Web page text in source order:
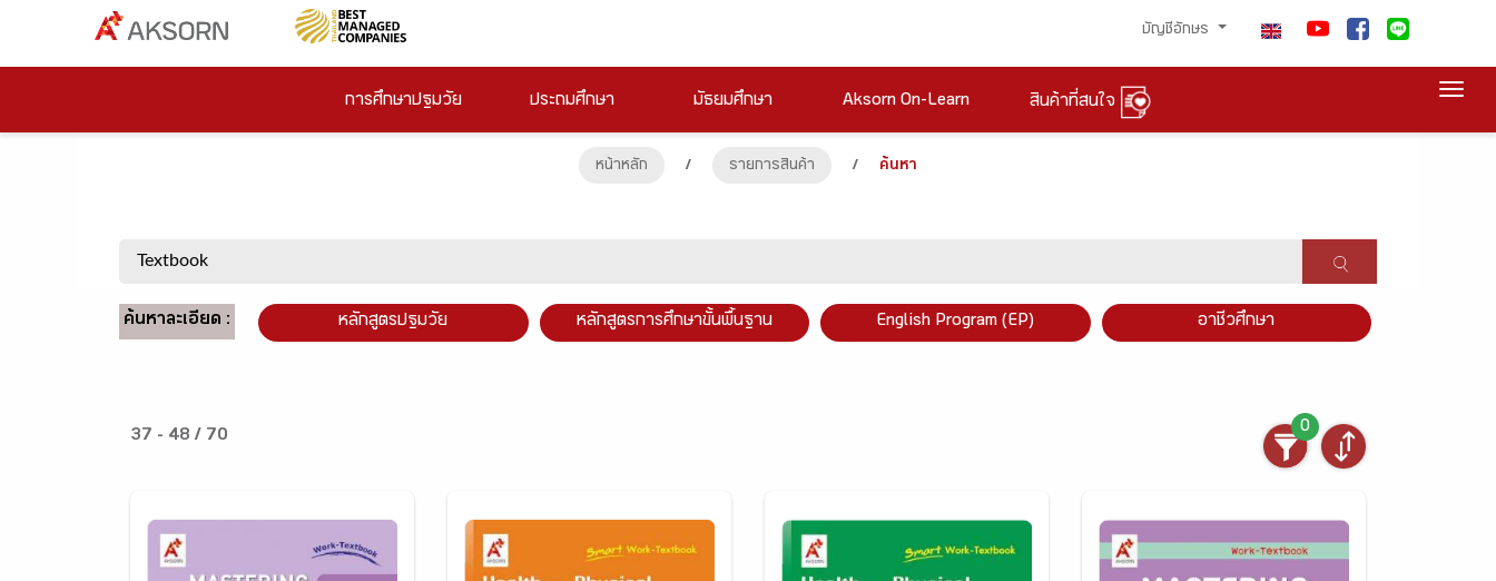
บัญชีอักษร
การศึกษาปฐมวัย ประถมศึกษา มัธยมศึกษา Aksorn On-Learn สินค้าที่สนใจ
หน้าหลัก / รายการสินค้า / ค้นหา
ค้นหาละเอียด : หลักสูตรปฐมวัย หลักสูตรการศึกษาขั้นพื้นฐาน English Program (EP) อาชีวศึกษา
37 - 48 / 70
0